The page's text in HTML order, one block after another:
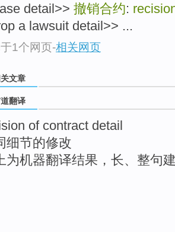
detail>> 撤销合约:
a lawsuit detail>> ...
1个网页-相关网页
文章
翻译
of contract detail
细节的修改
为机器翻译结果，长、整句